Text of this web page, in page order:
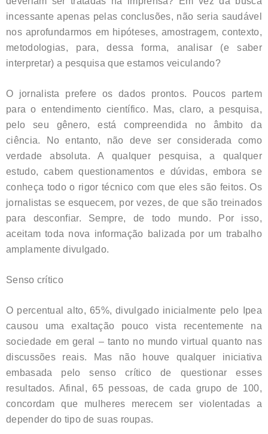
incessante apenas pelas conclusões, não seria saudável
nos aprofundarmos em hipóteses, amostragem, contexto,
metodologias, para, dessa forma, analisar (e saber
interpretar) a pesquisa que estamos veiculando?
O jornalista prefere os dados prontos. Poucos partem
para o entendimento científico. Mas, claro, a pesquisa,
pelo seu gênero, está compreendida no âmbito da
ciência. No entanto, não deve ser considerada como
verdade absoluta. A qualquer pesquisa, a qualquer
estudo, cabem questionamentos e dúvidas, embora se
conheça todo o rigor técnico com que eles são feitos. Os
jornalistas se esquecem, por vezes, de que são treinados
para desconfiar. Sempre, de todo mundo. Por isso,
aceitam toda nova informação balizada por um trabalho
amplamente divulgado.
Senso crítico
O percentual alto, 65%, divulgado inicialmente pelo Ipea
causou uma exaltação pouco vista recentemente na
sociedade em geral – tanto no mundo virtual quanto nas
discussões reais. Mas não houve qualquer iniciativa
embasada pelo senso crítico de questionar esses
resultados. Afinal, 65 pessoas, de cada grupo de 100,
concordam que mulheres merecem ser violentadas a
depender do tipo de suas roupas.